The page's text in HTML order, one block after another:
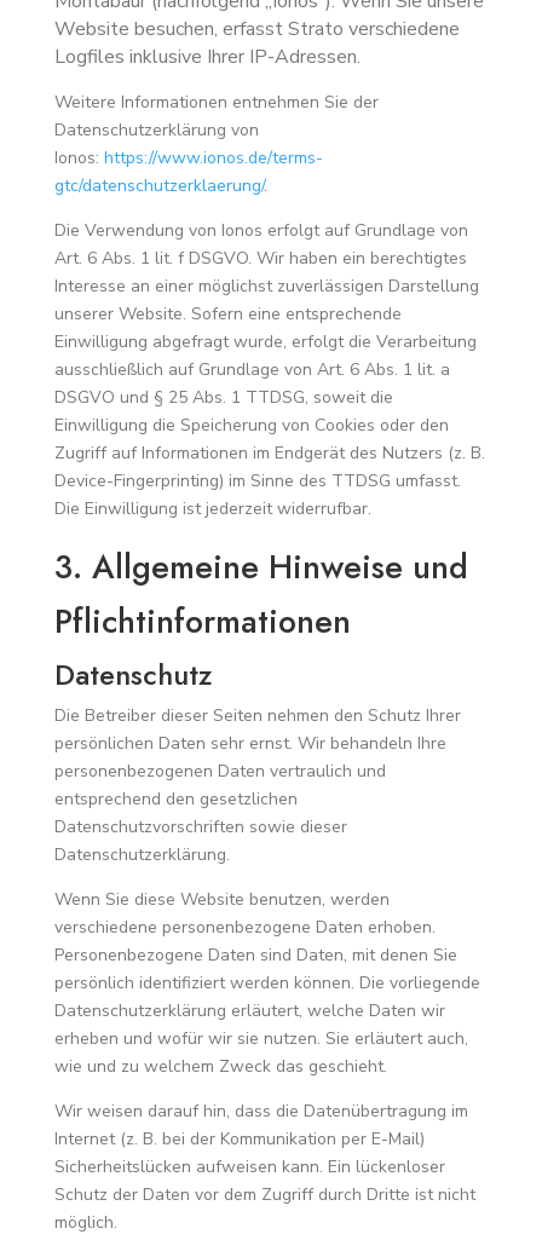
Website besuchen, erfasst Strato verschiedene
Logfiles inklusive Ihrer IP-Adressen.
Weitere Informationen entnehmen Sie der
Datenschutzerklärung von
Ionos: https://www.ionos.de/terms-
gtc/datenschutzerklaerung/.
Die Verwendung von Ionos erfolgt auf Grundlage von
Art. 6 Abs. 1 lit. f DSGVO. Wir haben ein berechtigtes
Interesse an einer möglichst zuverlässigen Darstellung
unserer Website. Sofern eine entsprechende
Einwilligung abgefragt wurde, erfolgt die Verarbeitung
ausschließlich auf Grundlage von Art. 6 Abs. 1 lit. a
DSGVO und § 25 Abs. 1 TTDSG, soweit die
Einwilligung die Speicherung von Cookies oder den
Zugriff auf Informationen im Endgerät des Nutzers (z. B.
Device-Fingerprinting) im Sinne des TTDSG umfasst.
Die Einwilligung ist jederzeit widerrufbar.
3. Allgemeine Hinweise und
Pflicht­informationen
Datenschutz
Die Betreiber dieser Seiten nehmen den Schutz Ihrer
persönlichen Daten sehr ernst. Wir behandeln Ihre
personenbezogenen Daten vertraulich und
entsprechend den gesetzlichen
Datenschutzvorschriften sowie dieser
Datenschutzerklärung.
Wenn Sie diese Website benutzen, werden
verschiedene personenbezogene Daten erhoben.
Personenbezogene Daten sind Daten, mit denen Sie
persönlich identifiziert werden können. Die vorliegende
Datenschutzerklärung erläutert, welche Daten wir
erheben und wofür wir sie nutzen. Sie erläutert auch,
wie und zu welchem Zweck das geschieht.
Wir weisen darauf hin, dass die Datenübertragung im
Internet (z. B. bei der Kommunikation per E-Mail)
Sicherheitslücken aufweisen kann. Ein lückenloser
Schutz der Daten vor dem Zugriff durch Dritte ist nicht
möglich.